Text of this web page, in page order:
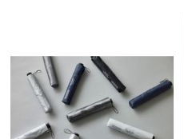
BLUNT
ブラント
DAKS
ダックス